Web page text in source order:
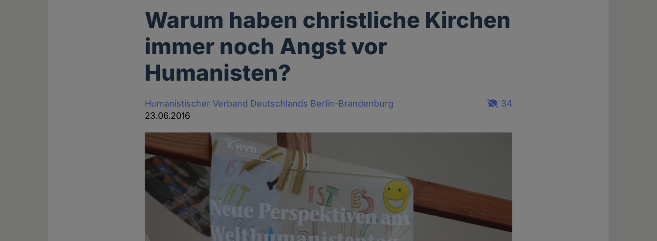
Warum haben christliche Kirchen
immer noch Angst vor
Humanisten?
Humanistischer Verband Deutschlands Berlin-Brandenburg
23.06.2016
34